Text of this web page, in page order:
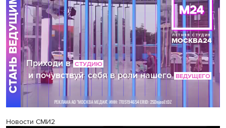
Новости СМИ2